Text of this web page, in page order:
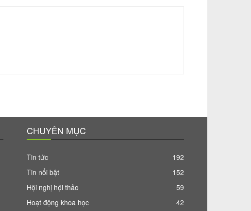
CHUYÊN MỤC
Tin tức
192
Tin nổi bật
152
Hội nghị hội thảo
59
Hoạt động khoa học
42